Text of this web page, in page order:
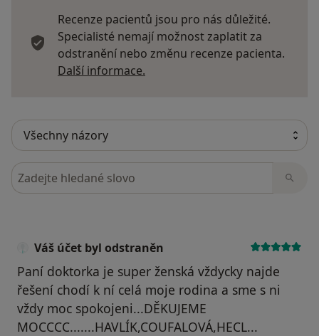
Recenze pacientů jsou pro nás důležité.
Specialisté nemají možnost zaplatit za
odstranění nebo změnu recenze pacienta.
Další informace.
Hledejte v názorech
Váš účet byl odstraněn
Paní doktorka je super ženská vždycky najde
řešení chodí k ní celá moje rodina a sme s ni
vždy moc spokojeni...DĚKUJEME
MOCCCC.......HAVLÍK,COUFALOVÁ,HECL...